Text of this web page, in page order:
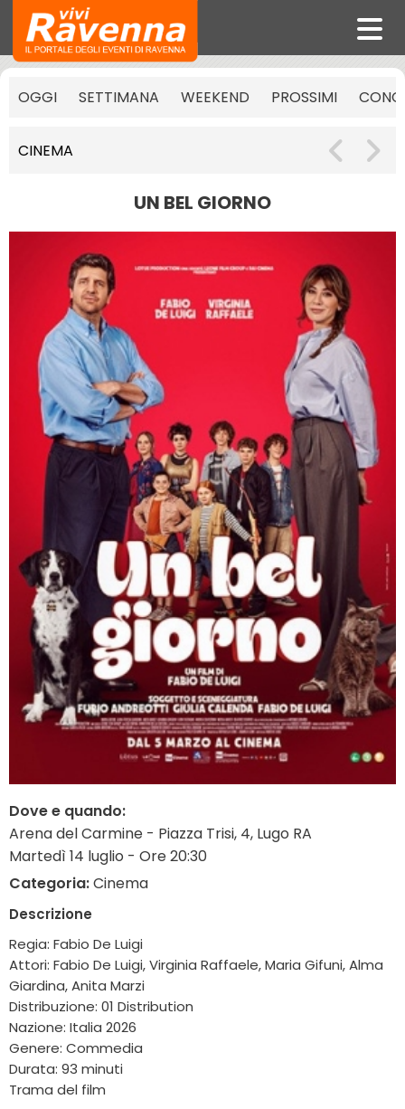
OGGI SETTIMANA WEEKEND PROSSIMI
CINEMA
UN BEL GIORNO
Dove e quando:
Arena del Carmine - Piazza Trisi, 4, Lugo RA
Martedì 14 luglio - Ore 20:30
Categoria:Cinema
Descrizione
Regia: Fabio De Luigi
Attori: Fabio De Luigi, Virginia Raffaele, Maria Gifuni, Alma
Giardina, Anita Marzi
Distribuzione: 01 Distribution
Nazione: Italia 2026
Genere: Commedia
Durata: 93 minuti
Trama del film